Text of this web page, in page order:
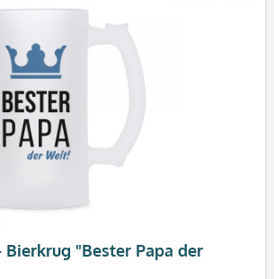
"Bester Papa der